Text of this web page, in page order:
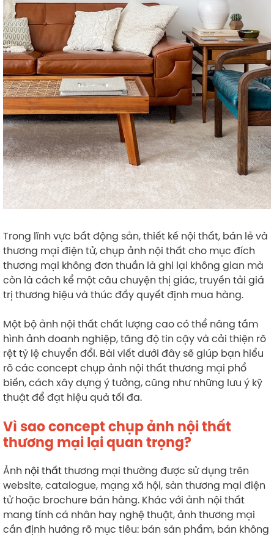
Trong lĩnh vực bất động sản, thiết kế nội thất, bán lẻ và
thương mại điện tử, chụp ảnh nội thất cho mục đích
thương mại không đơn thuần là ghi lại không gian mà
còn là cách kể một câu chuyện thị giác, truyền tải giá
trị thương hiệu và thúc đẩy quyết định mua hàng.
Một bộ ảnh nội thất chất lượng cao có thể nâng tầm
hình ảnh doanh nghiệp, tăng độ tin cậy và cải thiện rõ
rệt tỷ lệ chuyển đổi. Bài viết dưới đây sẽ giúp bạn hiểu
rõ các concept chụp ảnh nội thất thương mại phổ
biến, cách xây dựng ý tưởng, cũng như những lưu ý kỹ
thuật để đạt hiệu quả tối đa.
Vì sao concept chụp ảnh nội thất
thương mại lại quan trọng?
Ảnh nội thấtthương mại thường được sử dụng trên
website, catalogue, mạng xã hội, sàn thương mại điện
tử hoặc brochure bán hàng. Khác với ảnh nội thất
mang tính cá nhân hay nghệ thuật, ảnh thương mại
cần định hướng rõ mục tiêu: bán sản phẩm, bán không